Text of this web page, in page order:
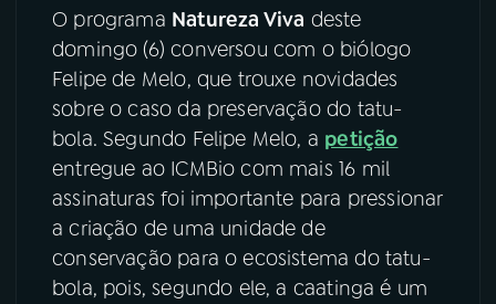
04PROGRAMAS
06VIDEOCASTS
ÚLTIMAS
O programa Natureza Viva deste
domingo (6) conversou com o biólogo
Felipe de Melo, que trouxe novidades
sobre o caso da preservação do tatu-
bola. Segundo Felipe Melo, a petição
entregue ao ICMBio com mais 16 mil
assinaturas foi importante para pressionar
a criação de uma unidade de
conservação para o ecosistema do tatu-
bola, pois, segundo ele, a caatinga é um